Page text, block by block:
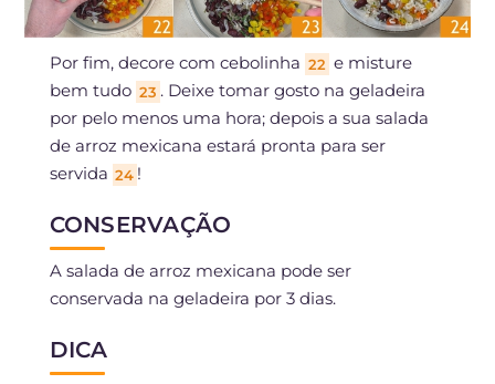
Por fim, decore com cebolinha 22 e misture
bem tudo 23 . Deixe tomar gosto na geladeira
por pelo menos uma hora; depois a sua salada
de arroz mexicana estará pronta para ser
servida 24 !
CONSERVAÇÃO
A salada de arroz mexicana pode ser
conservada na geladeira por 3 dias.
DICA